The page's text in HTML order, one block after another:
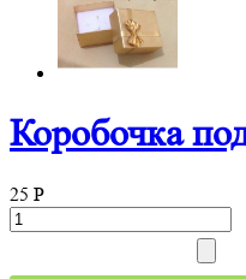
Коробочка
25 P